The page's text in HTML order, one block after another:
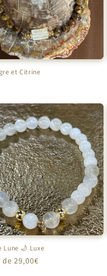
et Citrine
Lune 🌙 Luxe
29,00€